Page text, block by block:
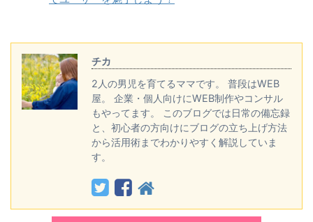
チカ
2人の男児を育てるママです。 普段はWEB
屋。 企業・個人向けにWEB制作やコンサル
もやってます。 このブログでは日常の備忘録
と、初心者の方向けにブログの立ち上げ方法
から活用術までわかりやすく解説していま
す。